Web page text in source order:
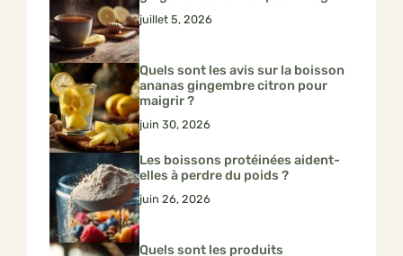
juillet 5, 2026
Quels sont les avis sur la boisson
ananas gingembre citron pour
maigrir ?
juin 30, 2026
Les boissons protéinées aident-
elles à perdre du poids ?
juin 26, 2026
Quels sont les produits